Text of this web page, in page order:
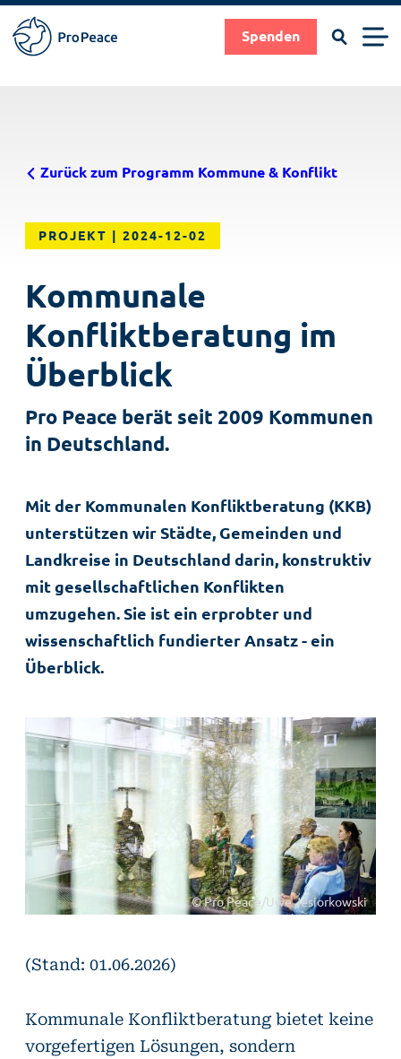
braucht
Spenden SuchenMenü
Zurück zum Programm Kommune & Konflikt
PROJEKT 2024-12-02
Kommunale
Konfliktberatung im
Überblick
Pro Peace berät seit 2009 Kommunen
in Deutschland.
Mit der Kommunalen Konfliktberatung (KKB)
unterstützen wir Städte, Gemeinden und
Landkreise in Deutschland darin, konstruktiv
mit gesellschaftlichen Konflikten
umzugehen. Sie ist ein erprobter und
wissenschaftlich fundierter Ansatz - ein
Überblick.
© Pro Peace/Uwe Jesiorkowski
(Stand: 01.06.2026)
Kommunale Konfliktberatung bietet keine
vorgefertigen Lösungen, sondern